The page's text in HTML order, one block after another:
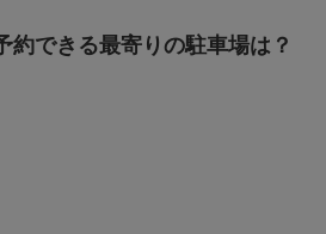
約できる最寄りの駐車場は？